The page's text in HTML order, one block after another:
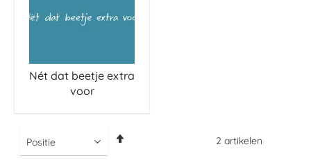
Nét dat beetje extra
voor
2 artikelen